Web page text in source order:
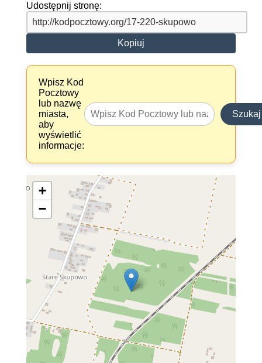
Udostępnij stronę:
Kopiuj
Wpisz Kod
Pocztowy
lub nazwę
miasta,
aby
wyświetlić
informacje:
Szukaj
+
−